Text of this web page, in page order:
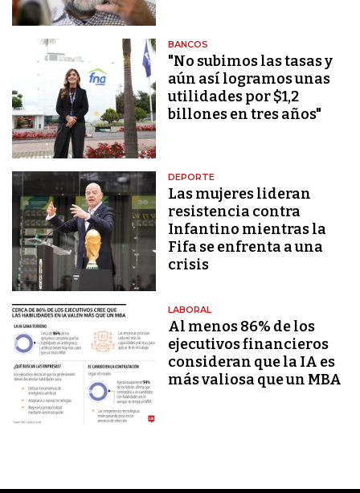
BANCOS
"No subimos las tasas y
aún así logramos unas
utilidades por $1,2
billones en tres años"
DEPORTE
Las mujeres lideran
resistencia contra
Infantino mientras la
Fifa se enfrenta a una
crisis
LABORAL
Al menos 86% de los
ejecutivos financieros
consideran que la IA es
más valiosa que un MBA